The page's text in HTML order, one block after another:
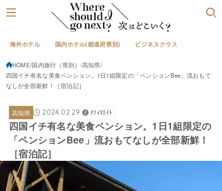
海外ホテル 国内ホテル(都道府県別) ビジネスクラス
HOME 国内旅行（県別）
高知県
四国イチ有名な美食ペンション。1日1組限定の「ペンションBee」流おもて
なしが全部新鮮！［宿泊記］
高知県 2024.02.29 ｱﾌｨﾘｴｲﾄ
四国イチ有名な美食ペンション。1日1組限定の
「ペンションBee」流おもてなしが全部新鮮！
［宿泊記］